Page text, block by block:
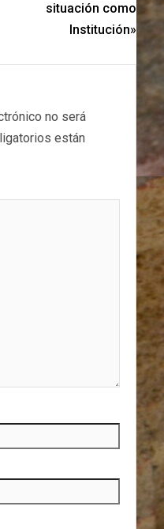
situación como
Institución»
no será
están